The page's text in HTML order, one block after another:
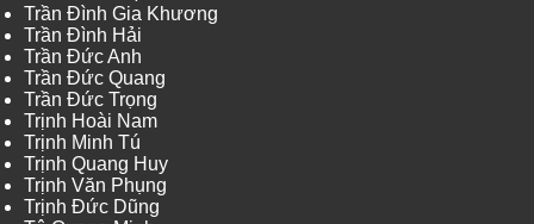
Trần Đình Gia Khương
Trần Đình Hải
Trần Đức Anh
Trần Đức Quang
Trần Đức Trọng
Trịnh Hoài Nam
Trịnh Minh Tú
Trịnh Quang Huy
Trịnh Văn Phụng
Trịnh Đức Dũng